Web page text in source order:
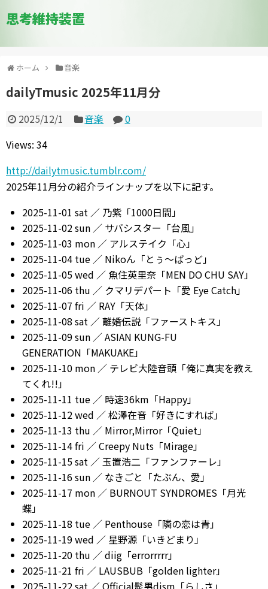
思考維持装置
ホーム 音楽
dailyTmusic 2025年11月分
2025/12/1 音楽
0
Views: 34
http://dailytmusic.tumblr.com/
2025年11月分の紹介ラインナップを以下に記す。
2025-11-01 sat ／ 乃紫「1000日間」
2025-11-02 sun ／ サバシスター「台風」
2025-11-03 mon ／ アルステイク「心」
2025-11-04 tue ／ Nikoん「とぅ〜ばっど」
2025-11-05 wed ／ 魚住英里奈「MEN DO CHU SAY」
2025-11-06 thu ／ クマリデパート「愛 Eye Catch」
2025-11-07 fri ／ RAY「天体」
2025-11-08 sat ／ 離婚伝説「ファーストキス」
2025-11-09 sun ／ ASIAN KUNG-FU
GENERATION「MAKUAKE」
2025-11-10 mon ／ テレビ大陸音頭「俺に真実を教え
てくれ!!」
2025-11-11 tue ／ 時速36km「Happy」
2025-11-12 wed ／ 松澤在音「好きにすれば」
2025-11-13 thu ／ Mirror,Mirror「Quiet」
2025-11-14 fri ／ Creepy Nuts「Mirage」
2025-11-15 sat ／ 玉置浩二「ファンファーレ」
2025-11-16 sun ／ なきごと「たぶん、愛」
2025-11-17 mon ／ BURNOUT SYNDROMES「月光
蝶」
2025-11-18 tue ／ Penthouse「隣の恋は青」
2025-11-19 wed ／ 星野源「いきどまり」
2025-11-20 thu ／ diig「errorrrrr」
2025-11-21 fri ／ LAUSBUB「golden lighter」
2025-11-22 sat ／ Official髭男dism「らしさ」